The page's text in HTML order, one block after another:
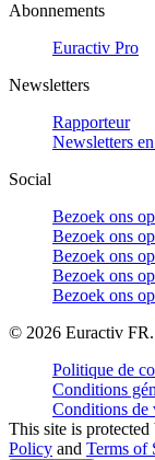
Abonnements
Euractiv Pro
Newsletters
Rapporteur
Newsletters
Social
Bezoek ons
Bezoek ons
Bezoek ons
Bezoek ons
Bezoek ons
© 2026 Euractiv
Politique de
Conditions
Conditions de
This site is
Policy and Terms of